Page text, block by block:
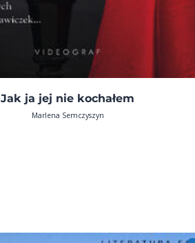
Jak ja jej nie kochałem
Marlena Semczyszyn